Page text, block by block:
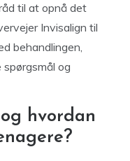
til at opnå det
Invisalign til
behandlingen,
og
hvordan